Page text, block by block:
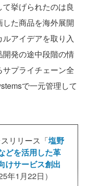
挙げられたのは良
た商品を海外展開
アイデアを取り入
発の途中段階の情
プライチェーン全
で一元管理して
リリース「塩野
どを活用した革
けサービス創出
年1月22日）